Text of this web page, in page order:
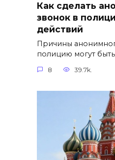
Как сделать
звонок в
действий
Причины
полицию могут
8 39.7k.